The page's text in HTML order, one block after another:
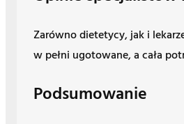
Zarówno dietetycy, jak i
w pełni ugotowane, a cała
Podsumowanie